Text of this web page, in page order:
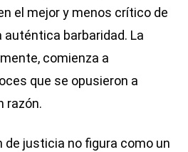
el mejor y menos crítico de
auténtica barbaridad. La
comienza a
que se opusieron a
razón.
de justicia no figura como un